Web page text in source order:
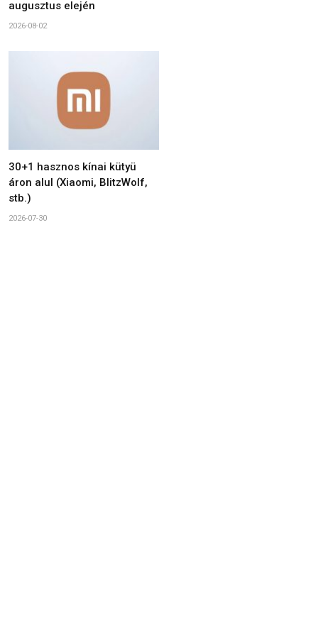
augusztus elején
2026-08-02
30+1 hasznos kínai kütyü
áron alul (Xiaomi, BlitzWolf,
stb.)
2026-07-30